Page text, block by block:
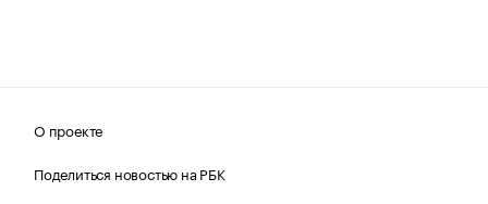
О проекте
Поделиться новостью на РБК